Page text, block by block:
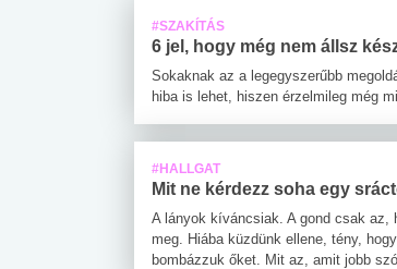
#SZAKÍTÁS
6 jel, hogy még nem állsz
Sokaknak az a legegyszerűbb
hiba is lehet, hiszen érzelmileg még
#HALLGAT
Mit ne kérdezz soha egy
A lányok kíváncsiak. A gond csak az,
meg. Hiába küzdünk ellene, tény,
bombázzuk őket. Mit az, amit jobb